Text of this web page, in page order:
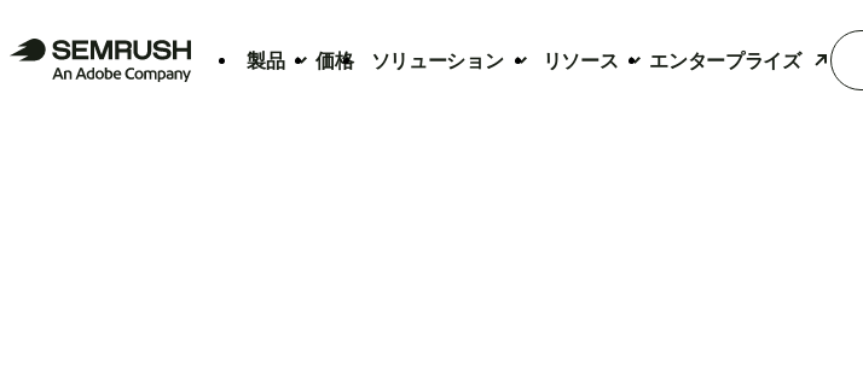
製品 価格 ソリューション リソース エンタープライズ